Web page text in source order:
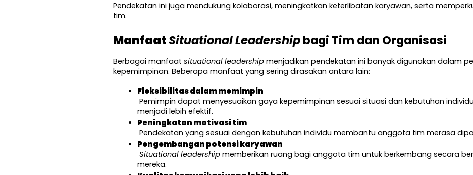
Pendekatan ini juga mendukung kolaborasi, meningkatkan keterlibatan karyawan, serta
tim.
Manfaat Situational Leadership bagi Tim dan Organisasi
Berbagai manfaat situational leadership menjadikan pendekatan ini banyak digunakan dalam
kepemimpinan. Beberapa manfaat yang sering dirasakan antara lain:
Fleksibilitas dalam memimpin
menjadi lebih efektif.
Peningkatan motivasi tim
Pendekatan yang sesuai dengan kebutuhan individu membantu anggota tim merasa
Pengembangan potensi karyawan
Situational leadership memberikan ruang bagi anggota tim untuk berkembang secara
mereka.